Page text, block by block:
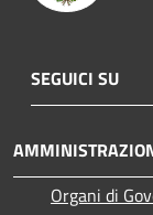
SEGUICI SU
Organi di